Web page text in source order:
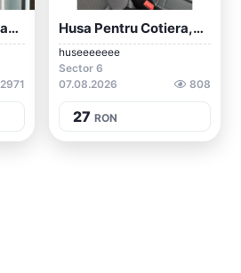
Husa Telefon TPU Case #Asus ZC551KL Husă...
2971
Husa Pentru Cotiera,universala C 01
huseeeeeee
Sector 6
07.08.2026
808
27 RON